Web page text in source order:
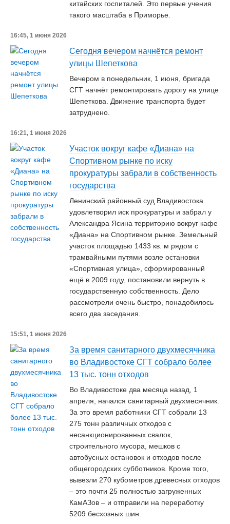
китайских госпиталей. Это первые учения
такого масштаба в Приморье.
16:45, 1 июня 2026
Сегодня вечером начнётся ремонт
улицы Шепеткова
Вечером в понедельник, 1 июня, бригада
СГТ начнёт ремонтировать дорогу на улице
Шепеткова. Движение транспорта будет
затруднено.
16:21, 1 июня 2026
Участок вокруг кафе «Диана» на
Спортивном рынке по иску
прокуратуры забрали в собственность
государства
Ленинский районный суд Владивостока
удовлетворил иск прокуратуры и забрал у
Александра Ясина территорию вокруг кафе
«Диана» на Спортивном рынке. Земельный
участок площадью 1433 кв. м рядом с
трамвайными путями возле остановки
«Спортивная улица», сформированный
ещё в 2009 году, постановили вернуть в
государственную собственность. Дело
рассмотрели очень быстро, понадобилось
всего два заседания.
15:51, 1 июня 2026
За время санитарного двухмесячника
во Владивостоке СГТ собрало более
13 тыс. тонн отходов
Во Владивостоке два месяца назад, 1
апреля, начался санитарный двухмесячник.
За это время работники СГТ собрали 13
275 тонн различных отходов с
несанкционированных свалок,
строительного мусора, мешков с
автобусных остановок и отходов после
общегородских субботников. Кроме того,
вывезли 270 кубометров древесных отходов
– это почти 25 полностью загруженных
КамАЗов – и отправили на переработку
5209 бесхозных шин.